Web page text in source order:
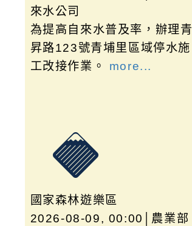
來水公司
為提高自來水普及率，辦理青
昇路123號青埔里區域停水施
工改接作業。 more...
國家森林遊樂區
2026-08-09, 00:00│農業部